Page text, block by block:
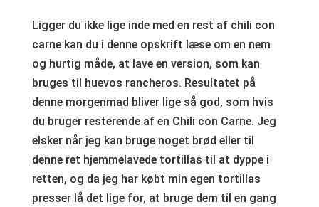
Ligger du ikke lige inde med en rest af chili con
carne kan du i denne opskrift læse om en nem
og hurtig måde, at lave en version, som kan
bruges til huevos rancheros. Resultatet på
denne morgenmad bliver lige så god, som hvis
du bruger resterende af en Chili con Carne. Jeg
elsker når jeg kan bruge noget brød eller til
denne ret hjemmelavede tortillas til at dyppe i
retten, og da jeg har købt min egen tortillas
presser lå det lige for, at bruge dem til en gang